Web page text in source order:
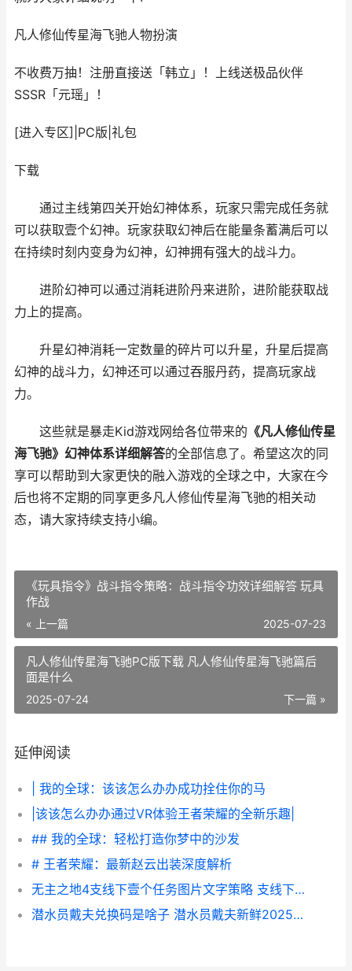
凡人修仙传星海飞驰人物扮演
不收费万抽！注册直接送「韩立」！上线送极品伙伴
SSSR「元瑶」！
[进入专区] PC版 礼包
下载
通过主线第四关开始幻神体系，玩家只需完成任务就
可以获取壹个幻神。玩家获取幻神后在能量条蓄满后可以
在持续时刻内变身为幻神，幻神拥有强大的战斗力。
进阶幻神可以通过消耗进阶丹来进阶，进阶能获取战
力上的提高。
升星幻神消耗一定数量的碎片可以升星，升星后提高
幻神的战斗力，幻神还可以通过吞服丹药，提高玩家战
力。
这些就是暴走Kid游戏网给各位带来的 《凡人修仙传星
海飞驰》幻神体系详细解答的全部信息了。希望这次的同
享可以帮助到大家更快的融入游戏的全球之中，大家在今
后也将不定期的同享更多凡人修仙传星海飞驰的相关动
态，请大家持续支持小编。
《玩具指令》战斗指令策略：战斗指令功效详细解答 玩具
作战
« 上一篇 2025-07-23
凡人修仙传星海飞驰PC版下载 凡人修仙传星海飞驰篇后
面是什么
下一篇 »
2025-07-24
延伸阅读
| 我的全球：该该怎么办办成功拴住你的马
|该该怎么办办通过VR体验王者荣耀的全新乐趣|
## 我的全球：轻松打造你梦中的沙发
# 王者荣耀：最新赵云出装深度解析
无主之地4支线下壹个任务图片文字策略 支线下壹个任务如何做 无主之地4支线任务
潜水员戴夫兑换码是啥子 潜水员戴夫新鲜2025兑换码同享 潜水员戴夫兑换吗